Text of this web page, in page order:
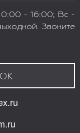
- 16:00; Вс -
Звоните